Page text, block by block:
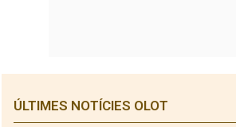
ÚLTIMES NOTÍCIES OLOT